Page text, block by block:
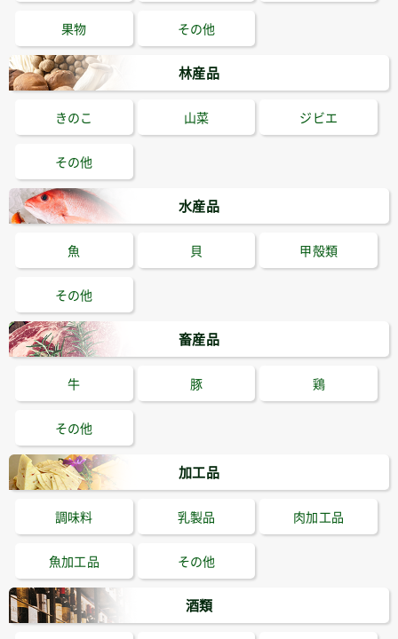
果物 その他
林産品
きのこ 山菜 ジビエ
その他
水産品
魚 貝 甲殻類
その他
畜産品
牛 豚 鶏
その他
加工品
調味料 乳製品 肉加工品
魚加工品 その他
酒類